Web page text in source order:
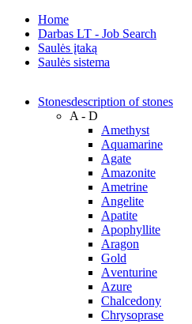
Home
Darbas LT - Job Search
Saulės įtaką
Saulės sistema
Stonesdescription of stones
A - D
Amethyst
Aquamarine
Agate
Amazonite
Ametrine
Angelite
Apatite
Apophyllite
Aragon
Gold
Аventurine
Azure
Chalcedony
Chrysoprase